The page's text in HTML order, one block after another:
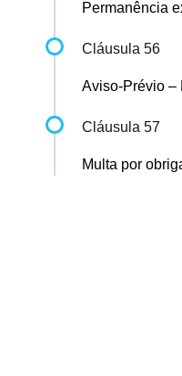
Permanência
Cláusula 56
Aviso-Prévio –
Cláusula 57
Multa por